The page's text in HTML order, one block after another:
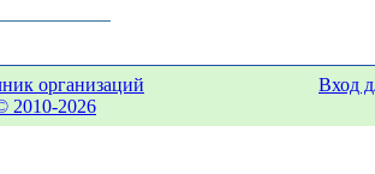
организаций
2010-2026
Вход